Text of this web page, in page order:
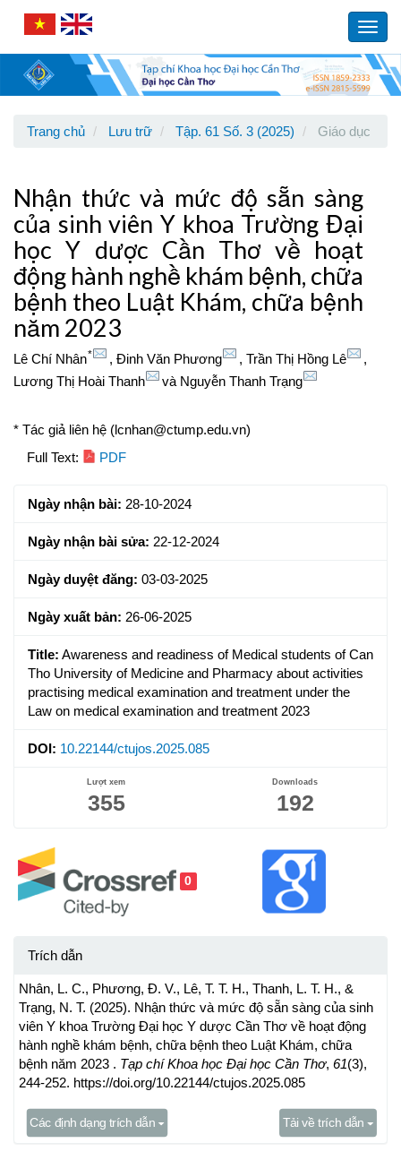
Navigation
Content
Sidebar
Trang chủ Lưu trữ Tập. 61 Số. 3 (2025) Giáo dục
Nhận thức và mức độ sẵn sàng
của sinh viên Y khoa Trường Đại
học Y dược Cần Thơ về hoạt
động hành nghề khám bệnh, chữa
bệnh theo Luật Khám, chữa bệnh
năm 2023
Lê Chí Nhân* , Đinh Văn Phương , Trần Thị Hồng Lê
,
Lương Thị Hoài Thanh
và Nguyễn Thanh Trạng
* Tác giả liên hệ (lcnhan@ctump.edu.vn)
Article
Full Text: PDF
Ngày nhận bài: 28-10-2024
Ngày nhận bài sửa: 22-12-2024
Ngày duyệt đăng: 03-03-2025
Ngày xuất bản: 26-06-2025
Title: Awareness and readiness of Medical students of Can
Tho University of Medicine and Pharmacy about activities
practising medical examination and treatment under the
Law on medical examination and treatment 2023
DOI: 10.22144/ctujos.2025.085
Lượt xem
355
Downloads
192
0
Trích dẫn
Nhân, L. C., Phương, Đ. V., Lê, T. T. H., Thanh, L. T. H., &
Trạng, N. T. (2025). Nhận thức và mức độ sẵn sàng của sinh
viên Y khoa Trường Đại học Y dược Cần Thơ về hoạt động
hành nghề khám bệnh, chữa bệnh theo Luật Khám, chữa
bệnh năm 2023 . Tạp chí Khoa học Đại học Cần Thơ, 61(3),
244-252. https://doi.org/10.22144/ctujos.2025.085
Các định dạng trích dẫn Tải về trích dẫn